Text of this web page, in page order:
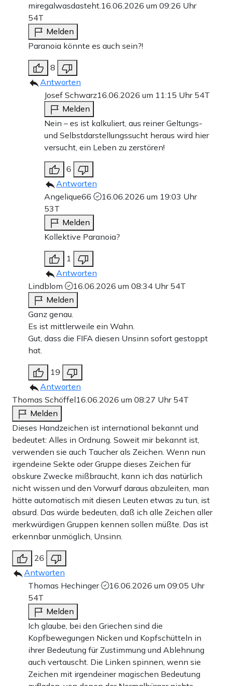
miregalwasdasteht.16.06.2026 um 09:26 Uhr
54T
Melden
Paranoia könnte es auch sein?!
8
Antworten
Josef Schwarz16.06.2026 um 11:15 Uhr 54T
Melden
Nein – es ist kalkuliert, aus reiner Geltungs-
und Selbstdarstellungssucht heraus wird hier
versucht, ein Leben zu zerstören!
6
Antworten
Angelique66
16.06.2026 um 19:03 Uhr
53T
Melden
Kollektive Paranoia?
1
Antworten
Lindblom
16.06.2026 um 08:34 Uhr 54T
Melden
Ganz genau.
Es ist mittlerweile ein Wahn.
Gut, dass die FIFA diesen Unsinn sofort gestoppt
hat.
19
Antworten
Thomas Schöffel16.06.2026 um 08:27 Uhr 54T
Melden
Dieses Handzeichen ist international bekannt und
bedeutet: Alles in Ordnung. Soweit mir bekannt ist,
verwenden sie auch Taucher als Zeichen. Wenn nun
irgendeine Sekte oder Gruppe dieses Zeichen für
obskure Zwecke mißbraucht, kann ich das natürlich
nicht wissen und den Vorwurf daraus abzuleiten, man
hätte automatisch mit diesen Leuten etwas zu tun, ist
absurd. Das würde bedeuten, daß ich alle Zeichen aller
merkwürdigen Gruppen kennen sollen müßte. Das ist
erkennbar unmöglich, Unsinn.
26
Antworten
Thomas Hechinger
16.06.2026 um 09:05 Uhr
54T
Melden
Ich glaube, bei den Griechen sind die
Kopfbewegungen Nicken und Kopfschütteln in
ihrer Bedeutung für Zustimmung und Ablehnung
auch vertauscht. Die Linken spinnen, wenn sie
Zeichen mit irgendeiner magischen Bedeutung